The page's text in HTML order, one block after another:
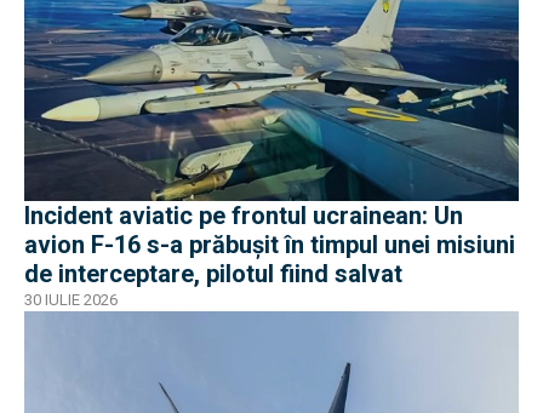
Incident aviatic pe frontul ucrainean: Un
avion F-16 s-a prăbușit în timpul unei misiuni
de interceptare, pilotul fiind salvat
30 IULIE 2026